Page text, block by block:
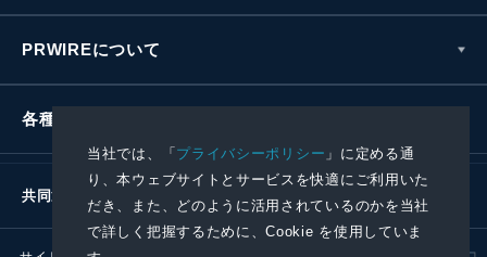
当社では、「プライバシーポリシー 」に定める通
り、本ウェブサイトとサービスを快適にご利用いた
だき、また、どのように活用されているのかを当社
で詳しく把握するために、Cookie を使用していま
PRWIREについて
各種お問い合わせ
共同通信社グループ